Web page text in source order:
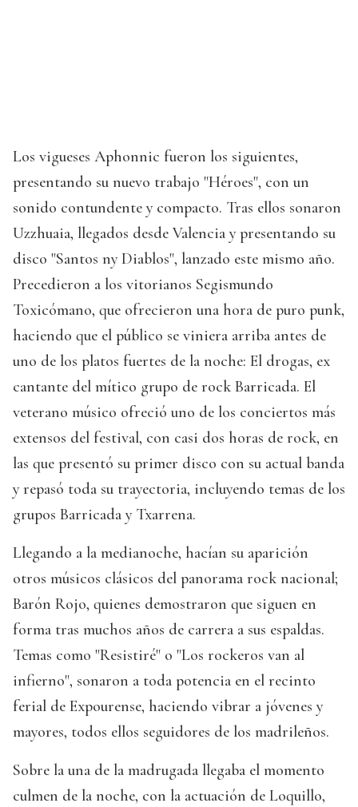
Los vigueses Aphonnic fueron los siguientes,
presentando su nuevo trabajo "Héroes", con un
sonido contundente y compacto. Tras ellos sonaron
Uzzhuaia, llegados desde Valencia y presentando su
disco "Santos ny Diablos", lanzado este mismo año.
Precedieron a los vitorianos Segismundo
Toxicómano, que ofrecieron una hora de puro punk,
haciendo que el público se viniera arriba antes de
uno de los platos fuertes de la noche: El drogas, ex
cantante del mítico grupo de rock Barricada. El
veterano músico ofreció uno de los conciertos más
extensos del festival, con casi dos horas de rock, en
las que presentó su primer disco con su actual banda
y repasó toda su trayectoria, incluyendo temas de los
grupos Barricada y Txarrena.
Llegando a la medianoche, hacían su aparición
otros músicos clásicos del panorama rock nacional;
Barón Rojo, quienes demostraron que siguen en
forma tras muchos años de carrera a sus espaldas.
Temas como "Resistiré" o "Los rockeros van al
infierno", sonaron a toda potencia en el recinto
ferial de Expourense, haciendo vibrar a jóvenes y
mayores, todos ellos seguidores de los madrileños.
Sobre la una de la madrugada llegaba el momento
culmen de la noche, con la actuación de Loquillo,